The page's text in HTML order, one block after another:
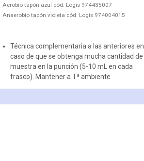
Aerobio tapón azul cód. Logis 974435007
Anaerobio tapón violeta cód. Logis 974004015
Técnica complementaria a las anteriores en
caso de que se obtenga mucha cantidad de
muestra en la punción (5-10 mL en cada
frasco). Mantener a Tª ambiente